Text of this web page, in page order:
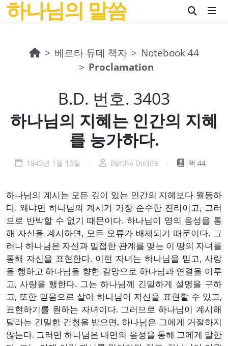
하나님의 말씀
베르타 듀데 책자
Notebook 44
Proclamation
B.D. 번호. 3403
하나님의 지혜는 인간의 지혜
를 능가하다.
1945년 1월 13일 Bertha Dudde 책 44
하나님의 계시는 모든 깊이 있는 인간의 지혜보다 월등하
다. 왜냐면 하나님의 계시가 가장 순수한 진리이고, 그러
므로 반박할 수 없기 때문이다. 하나님이 영의 음성을 통
해 자신을 계시하면, 모든 오류가 배제되기 때문이다. 그
러나 하나님은 자신과 밀접한 관계를 맺는 이 땅의 자녀를
통해 자신을 표현한다. 이런 자녀는 하나님을 믿고, 사랑
을 행하고 하나님을 향한 갈망으로 하나님과 연결을 이루
고, 사랑을 행한다. 그는 하나님께 긴밀하게 설명을 구하
고, 또한 믿음으로 살아 하나님이 자신을 표현할 수 있고,
표현하기를 원하는 자녀이다. 그러므로 하나님이 계시해
달라는 긴밀한 간청을 받으면, 하나님은 그에게 거절하지
않는다. 그러면 하나님은 내면의 음성을 통해 그에게 말한